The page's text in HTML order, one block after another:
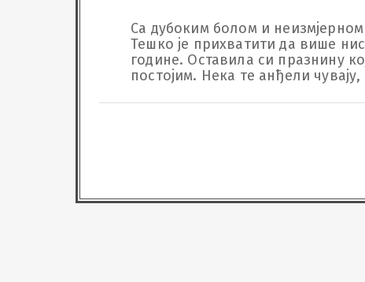
Са дубоким болом и
Тешко је прихватити да више
године. Оставила си празнину
постојим. Нека те анђели